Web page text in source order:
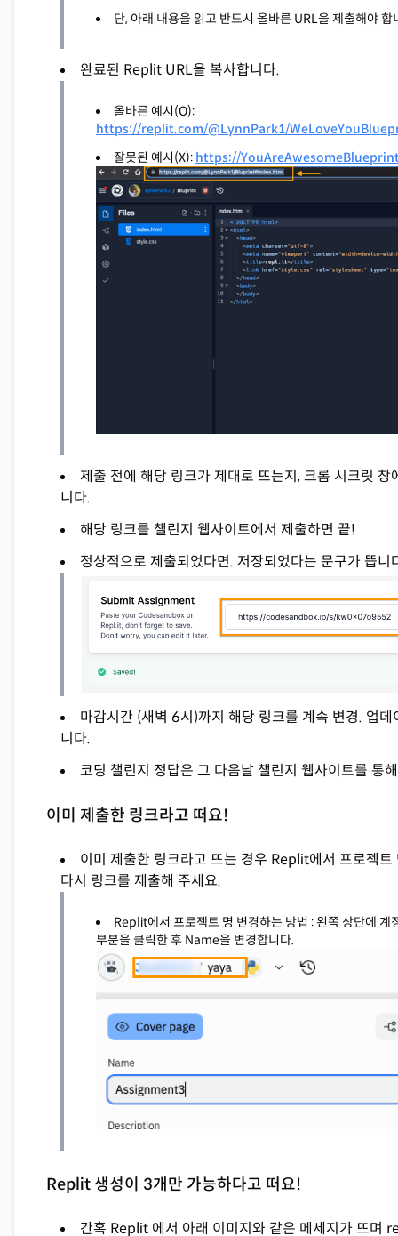
단, 아래 내용을 읽고 반드시 올바른 URL을 제출해야 합
완료된 Replit URL을 복사합니다.
올바른 예시(O):
https://replit.com/@LynnPark1/
잘못된 예시(X): https://
제출 전에 해당 링크가 제대로 뜨는지, 크롬 시크릿 창
니다.
해당 링크를 챌린지 웹사이트에서 제출하면 끝!
정상적으로 제출되었다면. 저장되었다는 문구가 뜹니
마감시간 (새벽 6시)까지 해당 링크를 계속 변경. 업데
니다.
코딩 챌린지 정답은 그 다음날 챌린지 웹사이트를 통
이미 제출한 링크라고 떠요!
이미 제출한 링크라고 뜨는 경우 Replit에서 프로젝트
다시 링크를 제출해 주세요.
Replit에서 프로젝트 명 변경하는 방법 : 왼쪽 상단에 계
부분을 클릭한 후 Name을 변경합니다.
Replit 생성이 3개만 가능하다고 떠요!
간혹 Replit 에서 아래 이미지와 같은 메세지가 뜨며